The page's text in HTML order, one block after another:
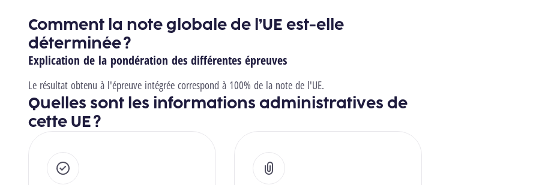
Comment la note globale de l’UE est-elle
déterminée ?
Explication de la pondération des différentes épreuves
Le résultat obtenu à l'épreuve intégrée correspond à 100% de la note de l'UE.
Quelles sont les informations administratives de
cette UE ?